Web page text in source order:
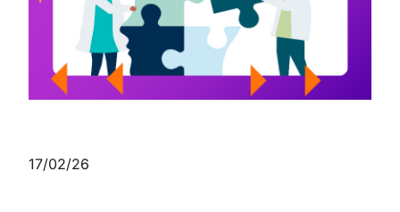
17/02/26